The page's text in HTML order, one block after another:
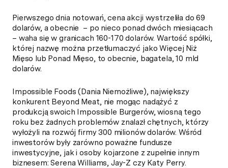
Pierwszego dnia notowań, cena akcji wystrzeliła do 69
dolarów, a obecnie – po nieco ponad dwóch miesiącach
– waha się w granicach 160-170 dolarów. Wartość spółki,
której nazwę można przetłumaczyć jako Więcej Niż
Mięso lub Ponad Mięso, to obecnie, bagatela, 10 mld
dolarów.
Impossible Foods (Dania Niemożliwe), największy
konkurent Beyond Meat, nie mogąc nadążyć z
produkcją swoich Impossible Burgerów, wiosną tego
roku bez żadnych problemów znalazł chętnych, którzy
wyłożyli na rozwój firmy 300 milionów dolarów. Wśród
inwestorów były zarówno poważne fundusze
inwestycyjne, jak i osoby kojarzone z zupełnie innym
biznesem: Serena Williams, Jay-Z czy Katy Perry.